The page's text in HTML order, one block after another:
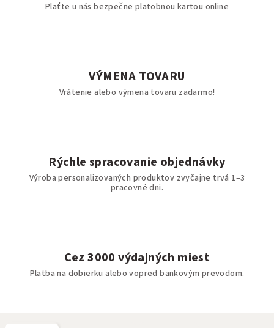
Plaťte u nás bezpečne platobnou kartou online
VÝMENA TOVARU
Vrátenie alebo výmena tovaru zadarmo!
Rýchle spracovanie objednávky
Výroba personalizovaných produktov zvyčajne trvá 1–3
pracovné dni.
Cez 3000 výdajných miest
Platba na dobierku alebo vopred bankovým prevodom.